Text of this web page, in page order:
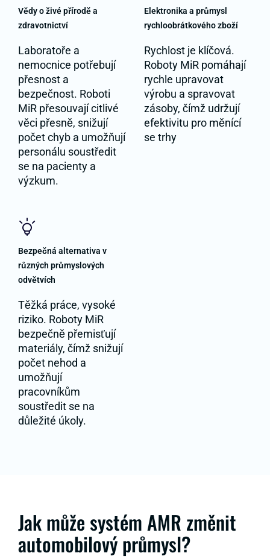
Vědy o živé přírodě a
zdravotnictví
Laboratoře a
nemocnice potřebují
přesnost a
bezpečnost. Roboti
MiR přesouvají citlivé
věci přesně, snižují
počet chyb a umožňují
personálu soustředit
se na pacienty a
výzkum.
Elektronika a průmysl
rychloobrátkového zboží
Rychlost je klíčová.
Roboty MiR pomáhají
rychle upravovat
výrobu a spravovat
zásoby, čímž udržují
efektivitu pro měnící
se trhy
Bezpečná alternativa v
různých průmyslových
odvětvích
Těžká práce, vysoké
riziko. Roboty MiR
bezpečně přemisťují
materiály, čímž snižují
počet nehod a
umožňují
pracovníkům
soustředit se na
důležité úkoly.
Jak může systém AMR změnit
automobilový průmysl?